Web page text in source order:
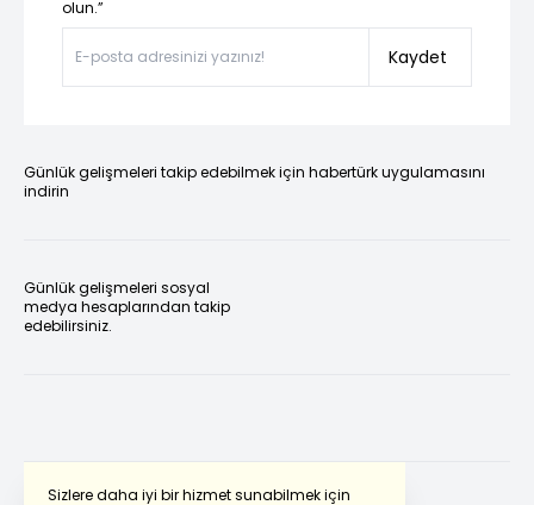
Sizlere daha iyi bir hizmet sunabilmek için
olun.”
Kaydet
Günlük gelişmeleri takip edebilmek için habertürk uygulamasını
indirin
Günlük gelişmeleri sosyal
medya hesaplarından takip
edebilirsiniz.